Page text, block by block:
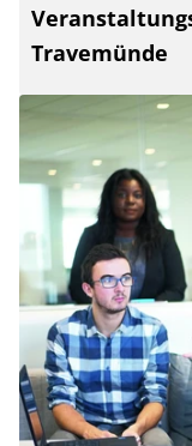
Travemünde